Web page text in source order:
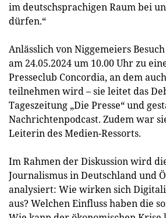
im deutschsprachigen Raum bei
dürfen.“
Anlässlich von Niggemeiers
am 24.05.2024 um 10.00 Uhr zu
Presseclub Concordia, an dem
teilnehmen wird – sie leitet das
Tageszeitung „Die Presse“ und
Nachrichtenpodcast. Zudem war
Leiterin des Medien-Ressorts.
Im Rahmen der Diskussion wird
Journalismus in Deutschland und
analysiert: Wie wirken sich
aus? Welchen Einfluss haben die